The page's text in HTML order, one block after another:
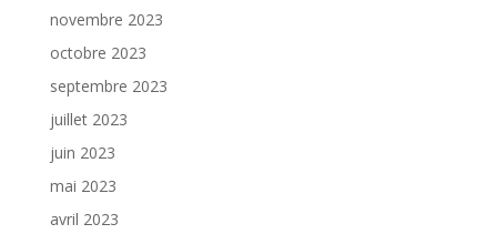
novembre 2023
octobre 2023
septembre 2023
juillet 2023
juin 2023
mai 2023
avril 2023